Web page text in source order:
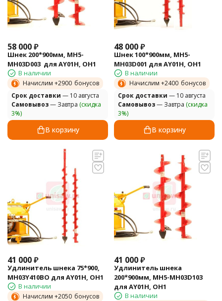
58 000₽
Шнек 200*900мм, MH5-
MH03D003 для AY01H, OH1
В наличии
Начислим +2900 бонусов
Cрок доставки — 10 августа
Самовывоз— Завтра (скидка
3%)
В корзину
48 000₽
Шнек 100*900мм, MH5-
MH03D001 для AY01H, OH1
В наличии
Начислим +2400 бонусов
Cрок доставки — 10 августа
Самовывоз— Завтра (скидка
3%)
В корзину
41 000₽
Удлинитель шнека 75*900,
MH03Y410BO для AY01H, OH1
В наличии
Начислим +2050 бонусов
41 000₽
Удлинитель шнека
200*900мм, MH5-MH03D103
для AY01H, OH1
В наличии